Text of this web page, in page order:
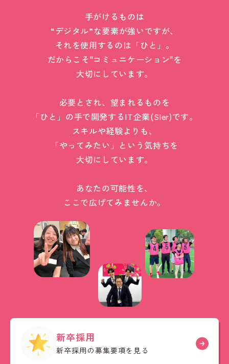
手がけるものは
“デジタル”な要素が強いですが、
それを使用するのは「ひと」。
だからこそ"コミュニケーション"を
大切にしています。
必要とされ、望まれるものを
「ひと」の手で開発するIT企業(SIer)です。
スキルや経験よりも、
「やってみたい」という気持ちを
大切にしています。
あなたの可能性を、
ここで広げてみませんか。
新卒採用
新卒採用の募集要項を見る